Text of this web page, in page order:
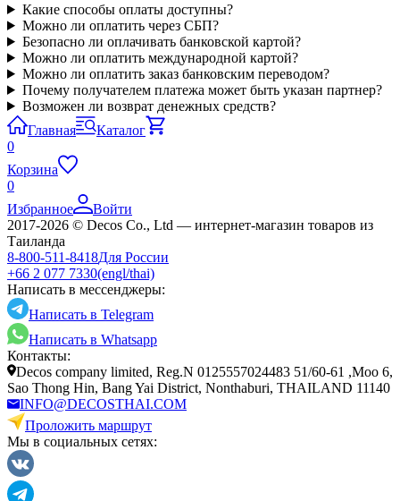
Какие способы оплаты доступны?
Можно ли оплатить через СБП?
Безопасно ли оплачивать банковской картой?
Можно ли оплатить международной картой?
Можно ли оплатить заказ банковским переводом?
Почему получателем платежа может быть указан партнер?
Возможен ли возврат денежных средств?
Главная
Каталог
0
Корзина
0
Избранное
Войти
2017-2026 © Decos Co., Ltd — интернет-магазин товаров из
Таиланда
8-800-511-8418Для России
+66 2 077 7330(engl/thai)
Написать в мессенджеры:
Написать в Telegram
Написать в Whatsapp
Контакты:
Decos company limited, Reg.N 0125557024483 51/60-61 ,Moo 6,
Sao Thong Hin, Bang Yai District, Nonthaburi, THAILAND 11140
INFO@DECOSTHAI.COM
Проложить маршрут
Мы в социальных сетях: